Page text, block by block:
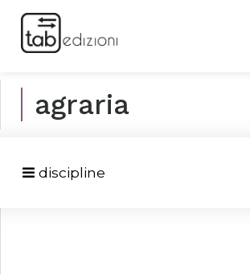
agraria
discipline